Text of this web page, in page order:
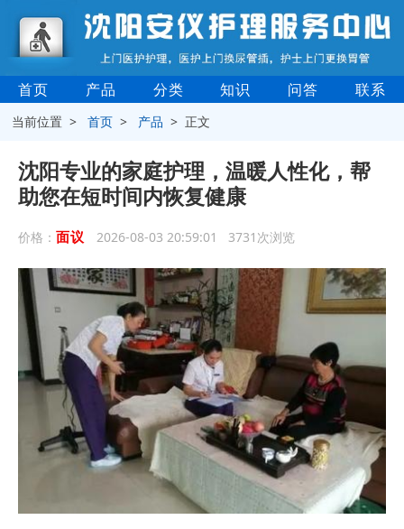
首页 产品 分类 知识 问答 联系
当前位置 >首页 > 产品 > 正文
沈阳专业的家庭护理，温暖人性化，帮
助您在短时间内恢复健康
价格： 面议 2026-08-03 20:59:01 3731次浏览